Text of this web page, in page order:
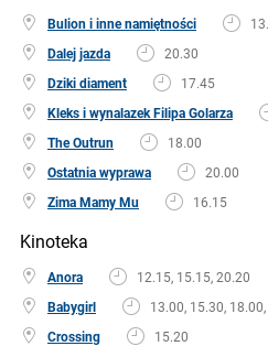
Bulion i inne namiętności
Dalej jazda
20.30
Dziki diament
17.45
Kleks i wynalazek Filipa Golarza
The Outrun
18.00
Ostatnia wyprawa
20.00
Zima Mamy Mu
16.15
Kinoteka
Anora
12.15, 15.15, 20.20
Babygirl
13.00, 15.30,
Crossing
15.20